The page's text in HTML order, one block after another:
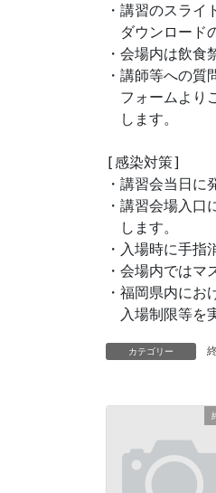
・講習のスラ
ダウンロード
・会場内は飲食
・講師等への質
フォームより
します。
[感染対策]
・講習会当日に
・講習会場入
します。
・入場時に手指
・会場内ではマ
・福岡県内にお
カテゴリー